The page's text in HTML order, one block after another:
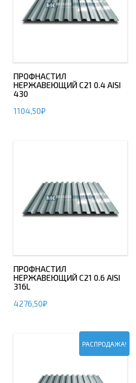
ПРОФНАСТИЛ
НЕРЖАВЕЮЩИЙ С21 0.4 AISI
430
1104,50₽
ПРОФНАСТИЛ
НЕРЖАВЕЮЩИЙ С21 0.6 AISI
316L
4276,50₽
РАСПРОДАЖА!